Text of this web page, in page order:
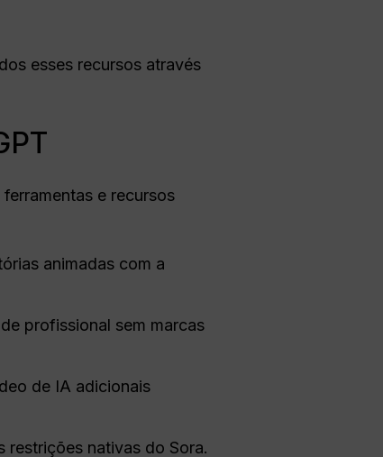
esses recursos através
e recursos
animadas com a
profissional sem marcas
de IA adicionais
restrições nativas do Sora.